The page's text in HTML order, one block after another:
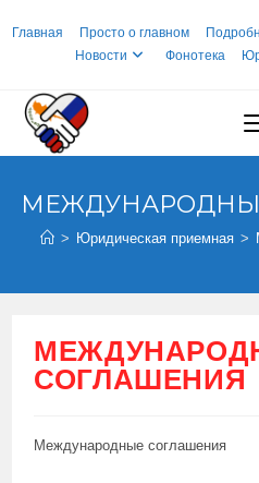
Главная Просто о главном
Новости
Фонотека
> Юридическая приемная >
СОГЛАШЕНИЯ
Международные соглашения